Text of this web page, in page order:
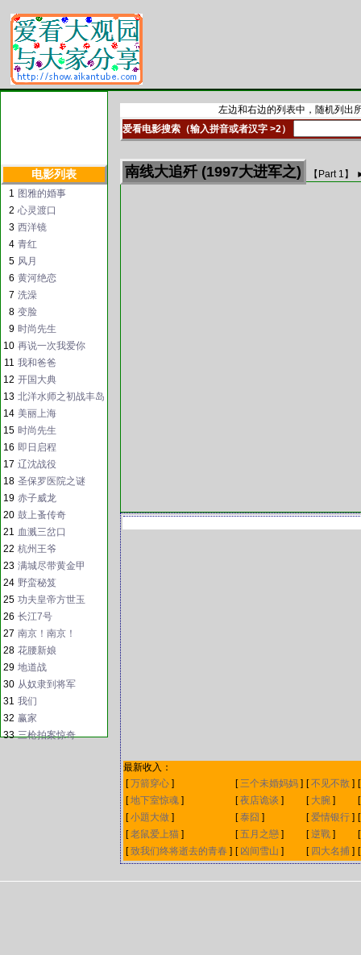
电影列表
1 图雅的婚事
2 心灵渡口
3 西洋镜
4 青红
5 风月
6 黄河绝恋
7 洗澡
8 变脸
9 时尚先生
10 再说一次我爱你
11 我和爸爸
12 开国大典
13 北洋水师之初战丰岛
14 美丽上海
15 时尚先生
16 即日启程
17 辽沈战役
18 圣保罗医院之谜
19 赤子威龙
20 鼓上蚤传奇
21 血溅三岔口
22 杭州王爷
23 满城尽带黄金甲
24 野蛮秘笈
25 功夫皇帝方世玉
26 长江7号
27 南京！南京！
28 花腰新娘
29 地道战
30 从奴隶到将军
31 我们
32 赢家
33 三枪拍案惊奇
左边和右边的列表中，随机列出
爱看电影搜索（输入拼音或者汉字 >2）
南线大追歼 (1997大进军之) 【Part 1 】
最新收入：
[万箭穿心 ] [三个未婚妈妈 ] [不见不散 ]
[地下室惊魂 ] [夜店诡谈 ] [ 大腕 ]
[小題大做 ] [泰囧 ] [爱情银行 ]
[老鼠爱上猫 ] [五月之戀 ] [逆戰 ]
[致我们终将逝去的青春 ] [ 凶间雪山 ] [ 四大名捕 ]